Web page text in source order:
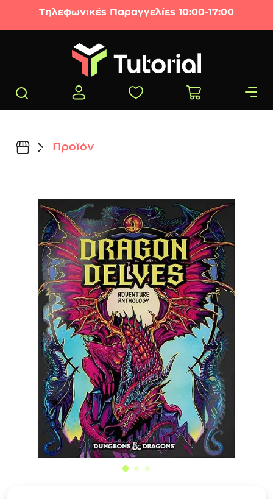
Μετάβαση στο περιεχόμενο
Τηλεφωνικές Παραγγελίες 10:00-17:00
Προϊόν